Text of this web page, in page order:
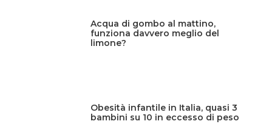
Acqua di gombo al mattino,
funziona davvero meglio del
limone?
Obesità infantile in Italia, quasi 3
bambini su 10 in eccesso di peso